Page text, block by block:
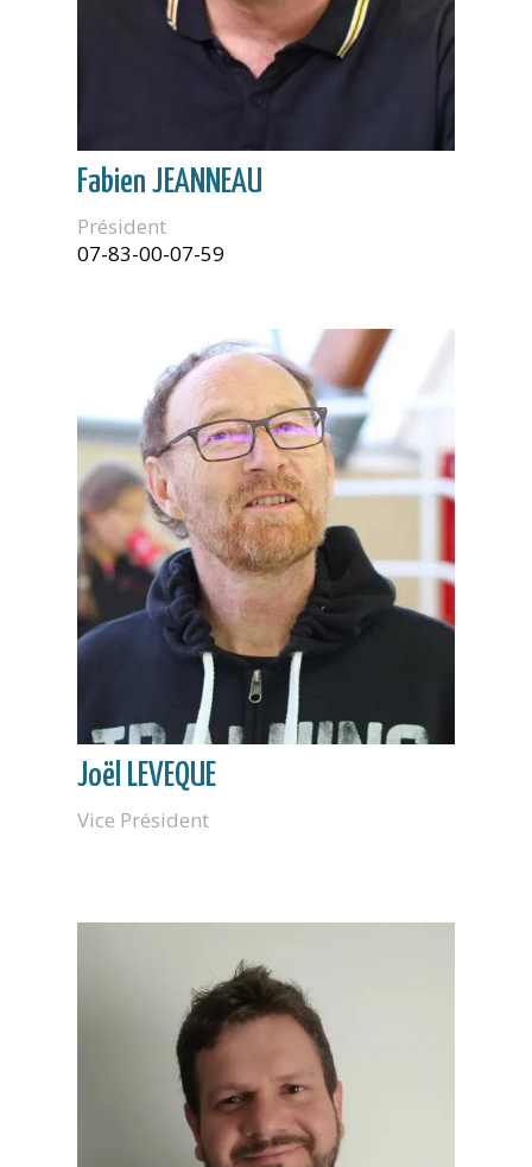
Fabien JEANNEAU
Président
07-83-00-07-59
Joël LEVEQUE
Vice Président